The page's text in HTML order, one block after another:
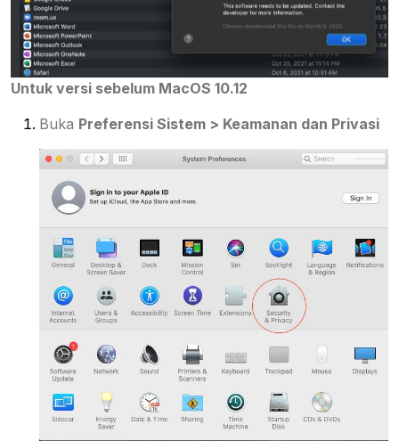
Untuk versi sebelum MacOS 10.12
Buka Preferensi Sistem > Keamanan dan Privasi